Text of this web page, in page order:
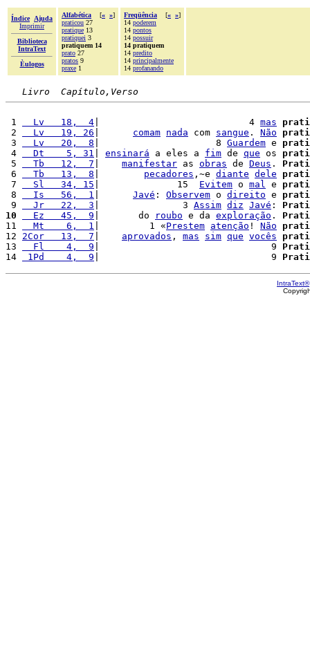
Índice
Ajuda
Imprimir
Biblioteca
IntraText
Èulogos
Alfabética [« »]
praticou 27
pratique 13
pratiquei 3
pratiquem 14
prato 27
pratos 9
praxe 1
Freqüência [« »]
14 poderem
14 pontos
14 possuir
14 pratiquem
14 predito
14 principalmente
14 profanando
Livro  Capítulo,Verso
1
  Lv   18,  4
|                           4 mas
2
  Lv   19, 26
comam nada com sangue . Não
3
  Lv   20,  8
|                     8 Guardem e
4
  Dt    5, 31
ensinará a eles a fim de que os
5
  Tb   12,  7
manifestar as obras de Deus .
6
  Tb   13,  8
pecadores ,~e diante dele
7
  Sl   34, 15
|              15 Evitem o mal e
8
  Is   56,  1
Javé : Observem o direito e
9
  Jr   22,  3
|               3 Assim diz Javé :
10
  Ez   45,  9
|       do roubo e da exploração .
11
  Mt    6,  1
|         1 «Prestem atenção ! Não
12 2Cor   13,  7 aprovados , mas sim que vocês
13
  Fl    4,  9
|                               9
14
1Pd    4,  9 |                               9
IntraText®